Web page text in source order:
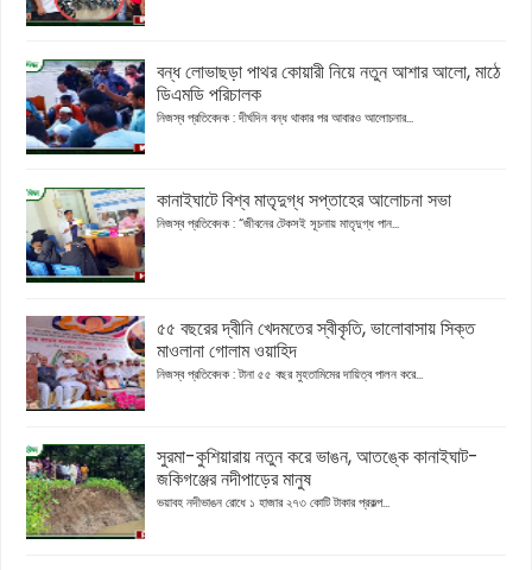
বন্ধ লোভাছড়া পাথর কোয়ারী নিয়ে নতুন আশার আলো, মাঠে
ডিএমডি পরিচালক
নিজস্ব প্রতিবেদক : দীর্ঘদিন বন্ধ থাকার পর আবারও আলোচনার...
কানাইঘাটে বিশ্ব মাতৃদুগ্ধ সপ্তাহের আলোচনা সভা
নিজস্ব প্রতিবেদক : “জীবনের টেকসই সূচনায় মাতৃদুগ্ধ পান...
৫৫ বছরের দ্বীনি খেদমতের স্বীকৃতি, ভালোবাসায় সিক্ত
মাওলানা গোলাম ওয়াহিদ
নিজস্ব প্রতিবেদক : টানা ৫৫ বছর মুহতামিমের দায়িত্ব পালন করে...
সুরমা-কুশিয়ারায় নতুন করে ভাঙন, আতঙ্কে কানাইঘাট-
জকিগঞ্জের নদীপাড়ের মানুষ
ভয়াবহ নদীভাঙন রোধে ১ হাজার ২৭৩ কোটি টাকার প্রকল্প...